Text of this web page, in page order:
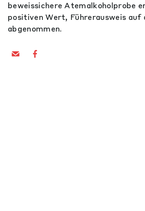
beweissichere Atemalkoholprobe
positiven Wert, Führerausweis auf
abgenommen.